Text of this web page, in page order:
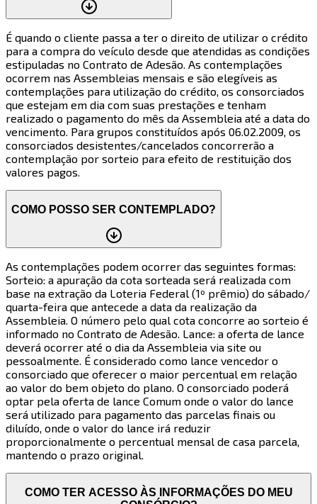
É quando o cliente passa a ter o direito de utilizar o crédito
para a compra do veículo desde que atendidas as condições
estipuladas no Contrato de Adesão. As contemplações
ocorrem nas Assembleias mensais e são elegíveis as
contemplações para utilização do crédito, os consorciados
que estejam em dia com suas prestações e tenham
realizado o pagamento do mês da Assembleia até a data do
vencimento. Para grupos constituídos após 06.02.2009, os
consorciados desistentes/cancelados concorrerão a
contemplação por sorteio para efeito de restituição dos
valores pagos.
COMO POSSO SER CONTEMPLADO?
As contemplações podem ocorrer das seguintes formas:
Sorteio: a apuração da cota sorteada será realizada com
base na extração da Loteria Federal (1º prêmio) do sábado/
quarta-feira que antecede a data da realização da
Assembleia. O número pelo qual cota concorre ao sorteio é
informado no Contrato de Adesão. Lance: a oferta de lance
deverá ocorrer até o dia da Assembleia via site ou
pessoalmente. É considerado como lance vencedor o
consorciado que oferecer o maior percentual em relação
ao valor do bem objeto do plano. O consorciado poderá
optar pela oferta de lance Comum onde o valor do lance
será utilizado para pagamento das parcelas finais ou
diluído, onde o valor do lance irá reduzir
proporcionalmente o percentual mensal de casa parcela,
mantendo o prazo original.
COMO TER ACESSO ÀS INFORMAÇÕES DO MEU